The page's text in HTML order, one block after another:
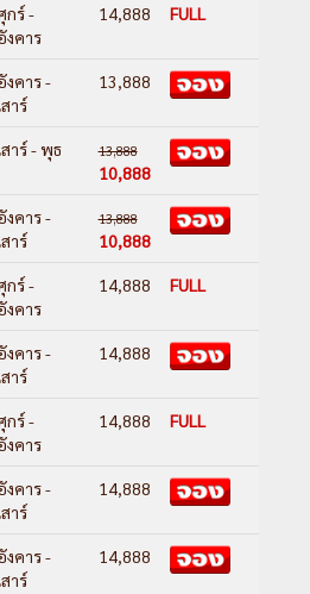
กร์ -
งคาร
14,888 FULL
งคาร -
สาร์
13,888
สาร์ - พุธ 13,888
10,888
งคาร -
สาร์
13,888
10,888
กร์ -
งคาร
14,888 FULL
งคาร -
สาร์
14,888
กร์ -
งคาร
14,888 FULL
งคาร -
สาร์
14,888
งคาร -
สาร์
14,888